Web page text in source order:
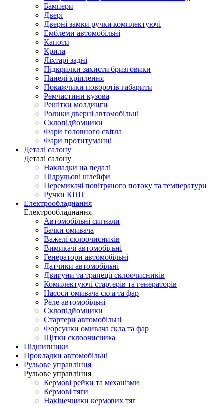
Бампери
Двері
Дверні замки ручки комплектуючі
Емблеми автомобільні
Капоти
Крила
Ліхтарі задні
Підкрилки захисти бризговики
Панелі кріплення
Покажчики поворотів габарити
Ремчастини кузова
Решітки молдинги
Ролики дверні автомобільні
Склопідйомники
Фари головного світла
Фари протитуманні
Деталі салону
Деталі салону
Накладки на педалі
Підрульові шлейфи
Перемикачі повітряного потоку та температури
Ручки КПП
Електрообладнання
Електрообладнання
Автомобільні сигнали
Бачки омивача
Важелі склоочисників
Вимикачі автомобільні
Генератори автомобільні
Датчики автомобільні
Двигуни та трапеції склоочисників
Комплектуючі стартерів та генераторів
Насоси омивача скла та фар
Реле автомобільні
Склопідйомники
Стартери автомобільні
Форсунки омивача скла та фар
Щітки склоочисника
Підшипники
Прокладки автомобільні
Рульове управління
Рульове управління
Кермові рейки та механізми
Кермові тяги
Накінечники кермових тяг